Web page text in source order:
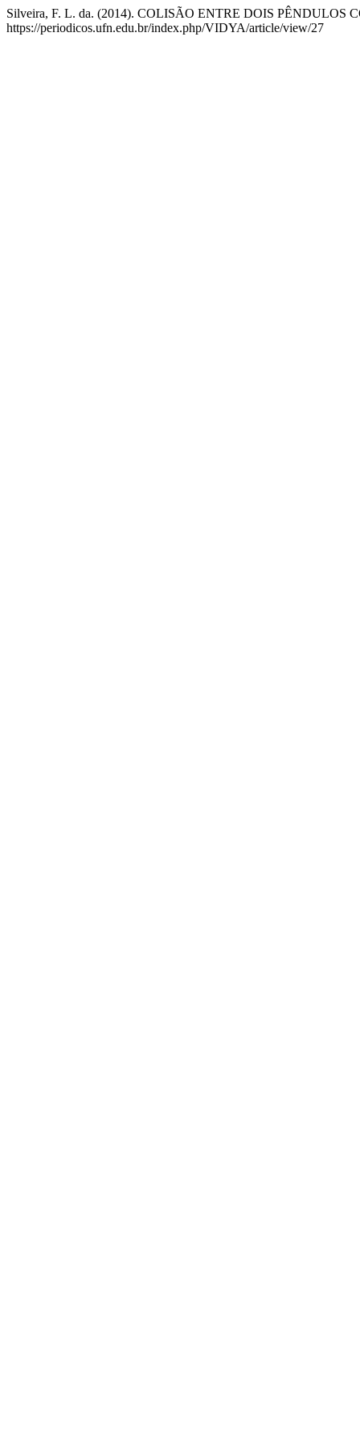
Silveira, F. L. da. (2014). COLISÃO ENTRE DOIS PÊNDULOS
https://periodicos.ufn.edu.br/index.php/VIDYA/article/view/27